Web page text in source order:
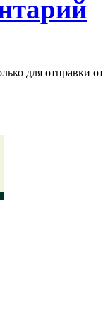
для отправки